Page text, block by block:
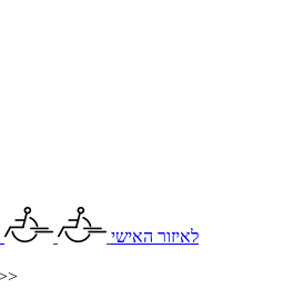
לאיזור האישי